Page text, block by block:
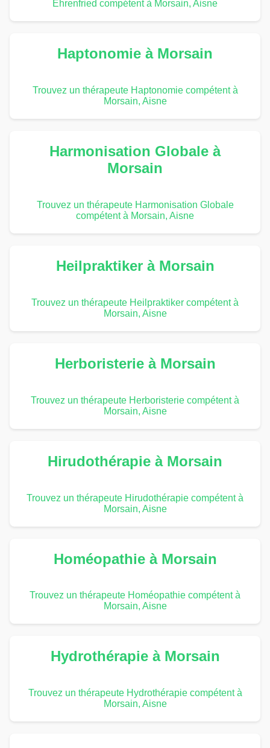
Ehrenfried compétent à Morsain, Aisne
Haptonomie à Morsain
Trouvez un thérapeute Haptonomie compétent à
Morsain, Aisne
Harmonisation Globale à
Morsain
Trouvez un thérapeute Harmonisation Globale
compétent à Morsain, Aisne
Heilpraktiker à Morsain
Trouvez un thérapeute Heilpraktiker compétent à
Morsain, Aisne
Herboristerie à Morsain
Trouvez un thérapeute Herboristerie compétent à
Morsain, Aisne
Hirudothérapie à Morsain
Trouvez un thérapeute Hirudothérapie compétent à
Morsain, Aisne
Homéopathie à Morsain
Trouvez un thérapeute Homéopathie compétent à
Morsain, Aisne
Hydrothérapie à Morsain
Trouvez un thérapeute Hydrothérapie compétent à
Morsain, Aisne